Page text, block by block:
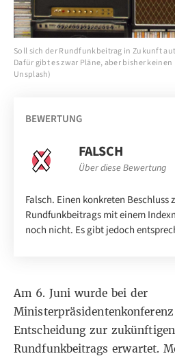
Soll sich der Rundfunkbeitrag in Zukunft
Dafür gibt es zwar Pläne, aber bisher
Unsplash)
BEWERTUNG
FALSCH
Über diese Bewertung
Falsch. Einen konkreten Beschluss
Rundfunkbeitrags mit einem
noch nicht. Es gibt jedoch
Am 6. Juni wurde bei der
Entscheidung zur
Rundfunkbeitrags erwartet.